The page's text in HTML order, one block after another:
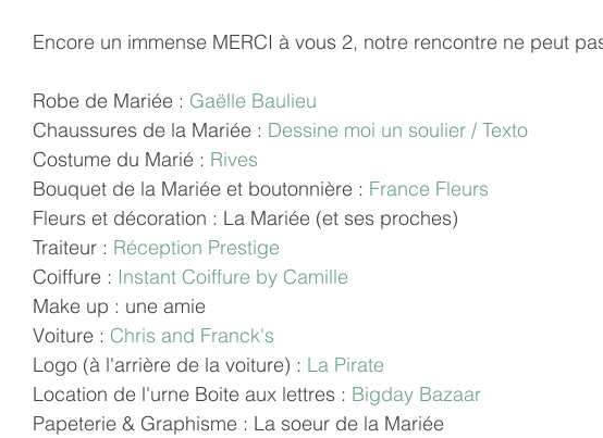
Encore un immense MERCI à vous 2, notre rencontre ne peut
Robe de Mariée : Gaëlle Baulieu
Chaussures de la Mariée : Dessine moi un soulier / Texto
Costume du Marié : Rives
Bouquet de la Mariée et boutonnière : France Fleurs
Fleurs et décoration : La Mariée (et ses proches)
Traiteur : Réception Prestige
Coiffure : Instant Coiffure by Camille
Make up : une amie
Voiture : Chris and Franck's
Logo (à l'arrière de la voiture) : La Pirate
Location de l'urne Boite aux lettres : Bigday Bazaar
Papeterie & Graphisme : La soeur de la Mariée